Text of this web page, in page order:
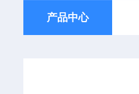
产品中心